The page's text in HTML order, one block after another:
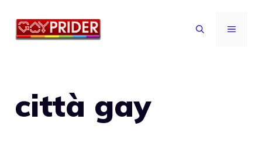
MENU
città gay